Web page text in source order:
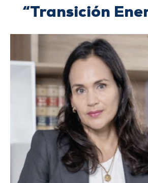
“Transición